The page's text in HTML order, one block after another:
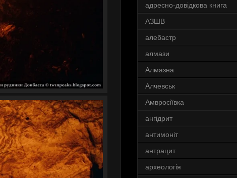
адресно-довідкова книга
АЗШВ
алебастр
алмази
Алмазна
Алчевськ
Амвросіївка
ангідрит
антимоніт
антрацит
археологія